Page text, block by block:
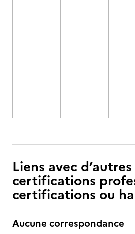
Liens avec d’autres
certifications
certifications ou
Aucune correspondance